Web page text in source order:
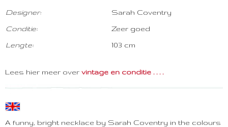
Designer:
Conditie:
Lengte:
Sarah Coventry
Zeer goed
103 cm
Lees hier meer over vintage en conditie . . . .
A funny, bright necklace by Sarah Coventry in the colours